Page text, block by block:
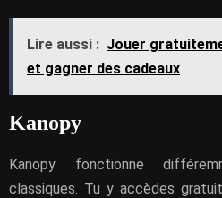
Lire aussi : Jouer
et gagner des cadeaux
Kanopy
Kanopy fonctionne
classiques. Tu y accèdes